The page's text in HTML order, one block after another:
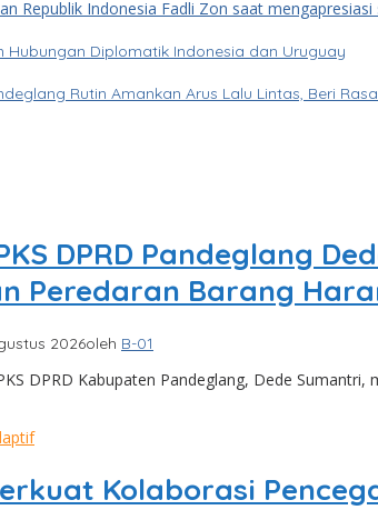
Hubungan Diplomatik Indonesia dan Uruguay
Rutin Amankan Arus Lalu Lintas, Beri
DPRD Pandeglang
Peredaran Barang
2026oleh B-01
DPRD Kabupaten Pandeglang, Dede
Kolaborasi